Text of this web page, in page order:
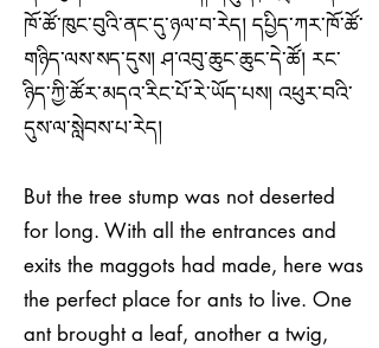
ཁོ་ཚོ་ཁུང་བུའི་ནང་དུ་ཉལ་བ་རེད། དཔྱིད་ཀར་ཁོ་ཚོ་
གཉིད་ལས་སད་དུས། ཤ་འབུ་ཆུང་ཆུང་དེ་ཚོ། རང་
ཉིད་ཀྱི་ཚོར་མདའ་རིང་པོ་རེ་ཡོད་པས། འཕུར་བའི་
དུས་ལ་སླེབས་པ་རེད།
But the tree stump was not deserted
for long. With all the entrances and
exits the maggots had made, here was
the perfect place for ants to live. One
ant brought a leaf, another a twig,